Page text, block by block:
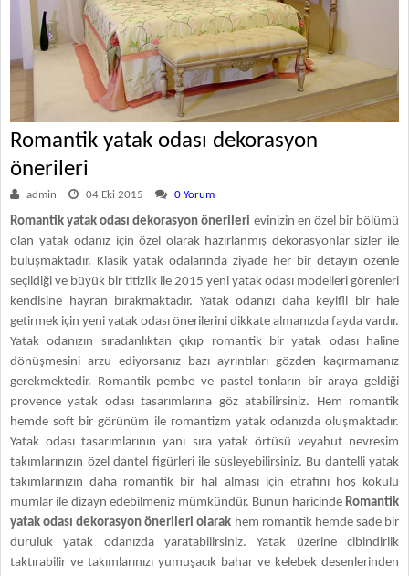
Romantik yatak odası dekorasyon
önerileri
admin 04 Eki 2015 0 Yorum
Romantik yatak odası dekorasyon önerileri evinizin en özel bir bölümü
olan yatak odanız için özel olarak hazırlanmış dekorasyonlar sizler ile
buluşmaktadır. Klasik yatak odalarında ziyade her bir detayın özenle
seçildiği ve büyük bir titizlik ile 2015 yeni yatak odası modelleri görenleri
kendisine hayran bırakmaktadır. Yatak odanızı daha keyifli bir hale
getirmek için yeni yatak odası önerilerini dikkate almanızda fayda vardır.
Yatak odanızın sıradanlıktan çıkıp romantik bir yatak odası haline
dönüşmesini arzu ediyorsanız bazı ayrıntıları gözden kaçırmamanız
gerekmektedir. Romantik pembe ve pastel tonların bir araya geldiği
provence yatak odası tasarımlarına göz atabilirsiniz. Hem romantik
hemde soft bir görünüm ile romantizm yatak odanızda oluşmaktadır.
Yatak odası tasarımlarının yanı sıra yatak örtüsü veyahut nevresim
takımlarınızın özel dantel figürleri ile süsleyebilirsiniz. Bu dantelli yatak
takımlarınızın daha romantik bir hal alması için etrafını hoş kokulu
mumlar ile dizayn edebilmeniz mümkündür. Bunun haricinde Romantik
yatak odası dekorasyon önerileri olarak hem romantik hemde sade bir
duruluk yatak odanızda yaratabilirsiniz. Yatak üzerine cibindirlik
taktırabilir ve takımlarınızı yumuşacık bahar ve kelebek desenlerinden